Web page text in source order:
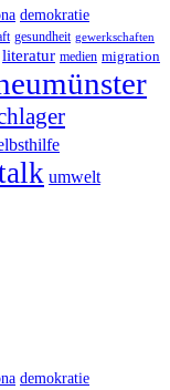
demokratie
gesundheit gewerkschaften
literatur medien migration
umwelt
demokratie